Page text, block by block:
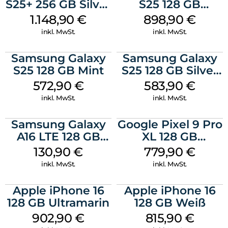
g47. Ganz klar deine besteAufnahme.
S25+ 256 GB Silver
Shadow
1.148,90€
inkl. MwSt.
S25 128 GB
Icyblue
898,90€
inkl. MwSt.
Samsung Galaxy
S25 128 GB Mint
572,90 €
inkl. MwSt.
Samsung Galaxy
S25 128 GB Silver
Shadow
583,90€
inkl. MwSt.
Samsung Galaxy
A16 LTE 128 GB
Black
130,90€
inkl. MwSt.
Google Pixel 9 Pro
XL 128 GB
Obsidian
779,90€
inkl. MwSt.
Apple iPhone 16
128 GB Ultramarin
902,90€
Apple iPhone 16
128 GB Weiß
815,90 €